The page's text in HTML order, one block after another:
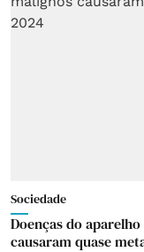
Sociedade
Doenças do
causaram quase